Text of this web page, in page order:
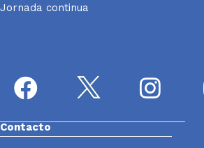
Jornada continua
Contacto